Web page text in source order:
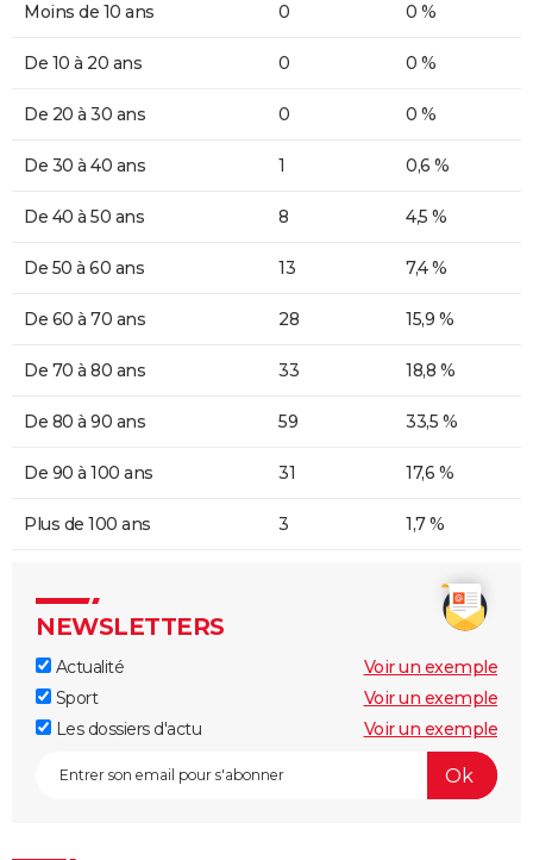
Moins de 10 ans 0 0 %
De 10 à 20 ans 0 0 %
De 20 à 30 ans 0 0 %
De 30 à 40 ans 1 0,6 %
De 40 à 50 ans 8 4,5 %
De 50 à 60 ans 13 7,4 %
De 60 à 70 ans 28 15,9 %
De 70 à 80 ans 33 18,8 %
De 80 à 90 ans 59 33,5 %
De 90 à 100 ans 31 17,6 %
Plus de 100 ans 3 1,7 %
NEWSLETTERS
Actualité
Voir un exemple
Sport
Voir un exemple
Les dossiers d'actu
Voir un exemple